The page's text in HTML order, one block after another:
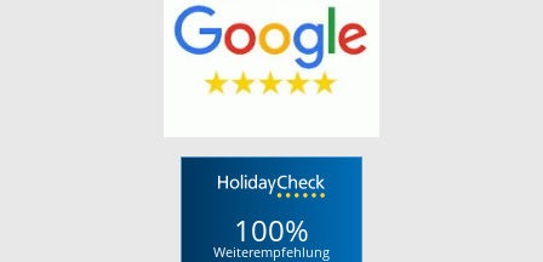
100%
Weiterempfehlung